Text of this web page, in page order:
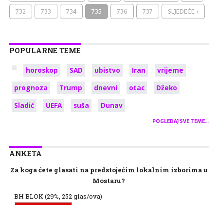
732
733 734 735 736 737 SLJEDEĆE ›
POPULARNE TEME
horoskop SAD ubistvo Iran
vrijeme
prognoza
Trump dnevni otac
Džeko
Sladić
UEFA suša Dunav
POGLEDAJ SVE TEME…
ANKETA
Za koga ćete glasati na predstojećim lokalnim izborima u
Mostaru?
BH BLOK(29%, 252 glas/ova)